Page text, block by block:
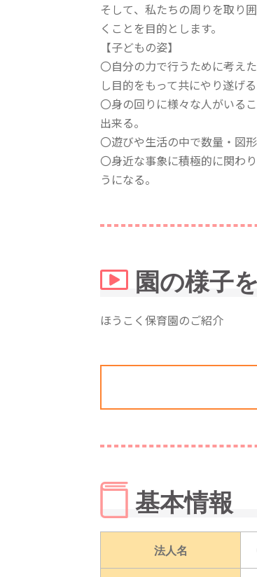
そして、私たちの周りを取り
くことを目的とします。
【子どもの姿】
〇自分の力で行うために考え
し目的をもって共にやり遂げる
〇身の回りに様々な人がいる
出来る。
〇遊びや生活の中で数量・図
〇身近な事象に積極的に関わ
うになる。
園の様子
ほうこく保育園のご紹介
基本情報
法人名